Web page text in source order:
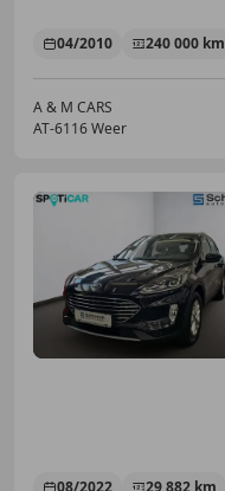
04/2010 240 000 km
A & M CARS
AT-6116 Weer
08/2022 29 882 km